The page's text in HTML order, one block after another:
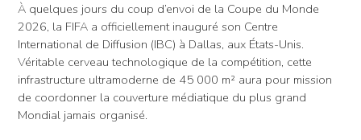
À quelques jours du coup d’envoi de la Coupe du Monde
2026, la FIFA a officiellement inauguré son Centre
International de Diffusion (IBC) à Dallas, aux États-Unis.
Véritable cerveau technologique de la compétition, cette
infrastructure ultramoderne de 45 000 m² aura pour mission
de coordonner la couverture médiatique du plus grand
Mondial jamais organisé.